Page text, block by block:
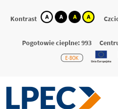
Kontrast kontrast
domyślny
kontrast
biały
czarnym
kontrast
czarny
żółtym
kontrast
żółty
czarnym
Pogotowie cieplne: 993